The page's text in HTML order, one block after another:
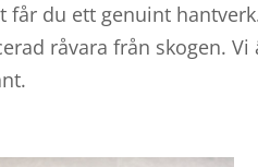
får du ett genuint
råvara från skogen. Vi